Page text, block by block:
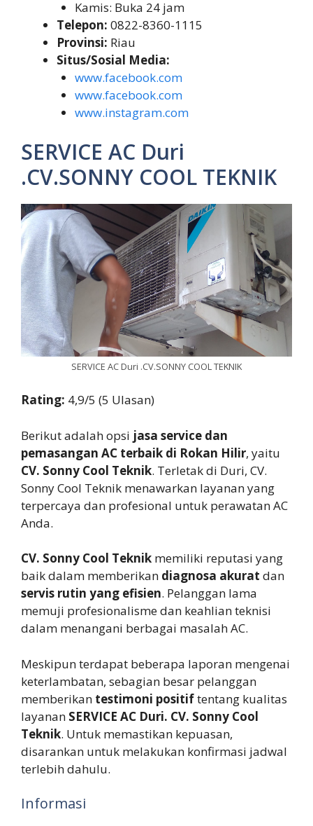
Kamis: Buka 24 jam
Telepon: 0822-8360-1115
Provinsi: Riau
Situs/Sosial Media:
www.facebook.com
www.facebook.com
www.instagram.com
SERVICE AC Duri
.CV.SONNY COOL TEKNIK
SERVICE AC Duri .CV.SONNY COOL TEKNIK
Rating: 4,9/5 (5 Ulasan)
Berikut adalah opsi jasa service dan
pemasangan AC terbaik di Rokan Hilir, yaitu
CV. Sonny Cool Teknik. Terletak di Duri, CV.
Sonny Cool Teknik menawarkan layanan yang
terpercaya dan profesional untuk perawatan AC
Anda.
CV. Sonny Cool Teknik memiliki reputasi yang
baik dalam memberikan diagnosa akurat dan
servis rutin yang efisien. Pelanggan lama
memuji profesionalisme dan keahlian teknisi
dalam menangani berbagai masalah AC.
Meskipun terdapat beberapa laporan mengenai
keterlambatan, sebagian besar pelanggan
memberikan testimoni positiftentang kualitas
layanan SERVICE AC Duri. CV. Sonny Cool
Teknik. Untuk memastikan kepuasan,
disarankan untuk melakukan konfirmasi jadwal
terlebih dahulu.
Informasi